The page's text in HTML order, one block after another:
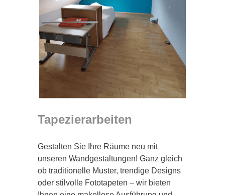
Tapezierarbeiten
Gestalten Sie Ihre Räume neu mit
unseren Wandgestaltungen! Ganz gleich
ob traditionelle Muster, trendige Designs
oder stilvolle Fototapeten – wir bieten